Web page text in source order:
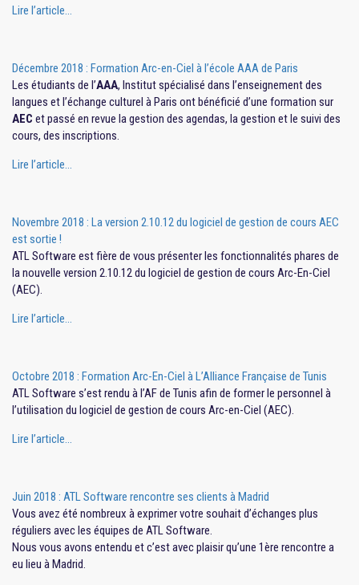
Lire l’article…
Décembre 2018 : Formation Arc-en-Ciel à l’école AAA de Paris
Les étudiants de l’AAA, Institut spécialisé dans l’enseignement des
langues et l’échange culturel à Paris ont bénéficié d’une formation sur
AEC et passé en revue la gestion des agendas, la gestion et le suivi des
cours, des inscriptions.
Lire l’article…
Novembre 2018 : La version 2.10.12 du logiciel de gestion de cours AEC
est sortie !
ATL Software est fière de vous présenter les fonctionnalités phares de
la nouvelle version 2.10.12 du logiciel de gestion de cours Arc-En-Ciel
(AEC).
Lire l’article…
Octobre 2018 : Formation Arc-En-Ciel à L’Alliance Française de Tunis
ATL Software s’est rendu à l’AF de Tunis afin de former le personnel à
l’utilisation du logiciel de gestion de cours Arc-en-Ciel (AEC).
Lire l’article…
Juin 2018 : ATL Software rencontre ses clients à Madrid
Vous avez été nombreux à exprimer votre souhait d’échanges plus
réguliers avec les équipes de ATL Software.
Nous vous avons entendu et c’est avec plaisir qu’une 1ère rencontre a
eu lieu à Madrid.